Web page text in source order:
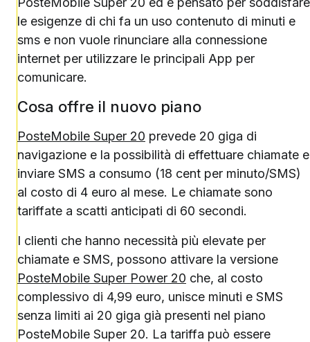
le esigenze di chi fa un uso contenuto di minuti e
sms e non vuole rinunciare alla connessione
internet per utilizzare le principali App per
comunicare.
Cosa offre il nuovo piano
PosteMobile Super 20 prevede 20 giga di
navigazione e la possibilità di effettuare chiamate e
inviare SMS a consumo (18 cent per minuto/SMS)
al costo di 4 euro al mese. Le chiamate sono
tariffate a scatti anticipati di 60 secondi.
I clienti che hanno necessità più elevate per
chiamate e SMS, possono attivare la versione
PosteMobile Super Power 20 che, al costo
complessivo di 4,99 euro, unisce minuti e SMS
senza limiti ai 20 giga già presenti nel piano
PosteMobile Super 20. La tariffa può essere